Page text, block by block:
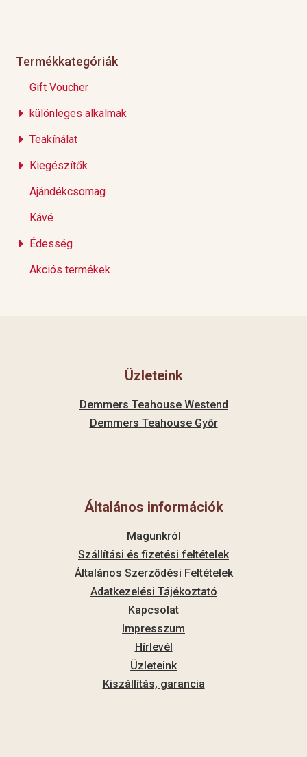
Termékkategóriák
Gift Voucher
különleges alkalmak
Teakínálat
Kiegészítők
Ajándékcsomag
Kávé
Édesség
Akciós termékek
Üzleteink
Demmers Teahouse Westend
Demmers Teahouse Győr
Általános információk
Magunkról
Szállítási és fizetési feltételek
Általános Szerződési Feltételek
Adatkezelési Tájékoztató
Kapcsolat
Impresszum
Hírlevél
Üzleteink
Kiszállítás, garancia